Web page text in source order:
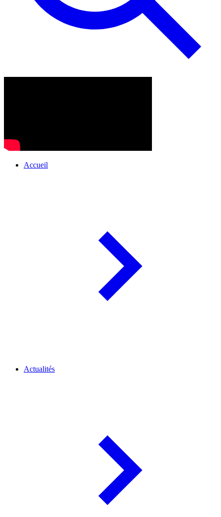
Accueil
Actualités